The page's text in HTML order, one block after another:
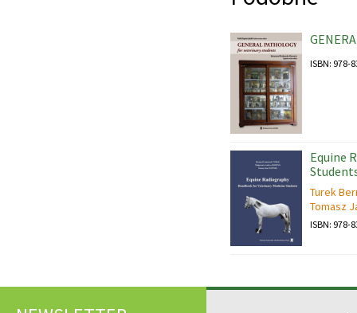
ISBN: 978-
Equine
Turek
Tomasz
ISBN: 978-